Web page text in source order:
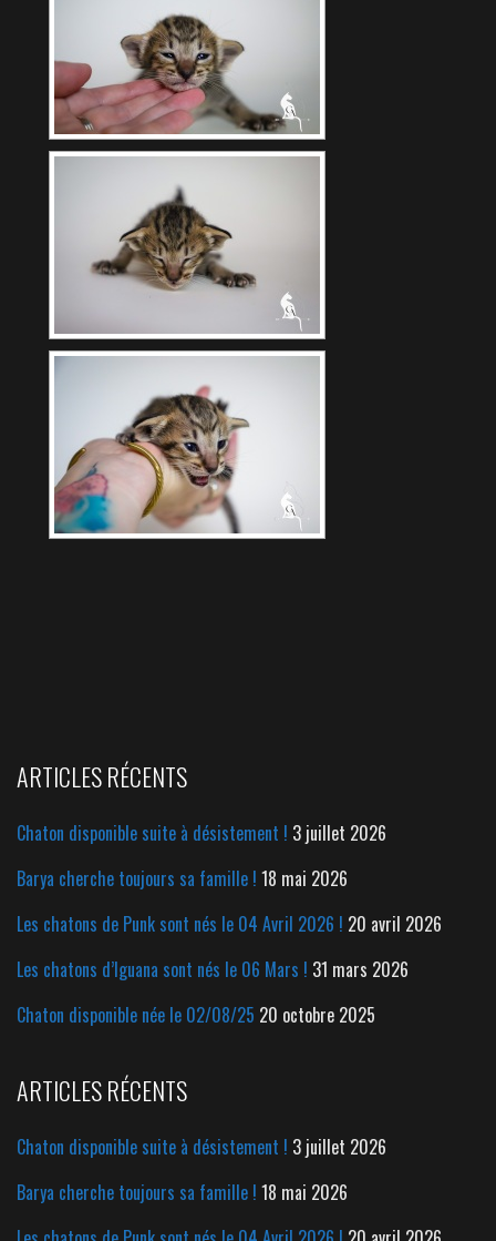
ARTICLES RÉCENTS
Chaton disponible suite à désistement ! 3 juillet 2026
Barya cherche toujours sa famille ! 18 mai 2026
Les chatons de Punk sont nés le 04 Avril 2026 ! 20 avril 2026
Les chatons d’Iguana sont nés le 06 Mars ! 31 mars 2026
Chaton disponible née le 02/08/25 20 octobre 2025
ARTICLES RÉCENTS
Chaton disponible suite à désistement ! 3 juillet 2026
Barya cherche toujours sa famille ! 18 mai 2026